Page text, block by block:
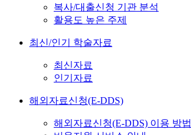
복사/대출신청 기관 분석
활용도 높은 주제
최신/인기 학술자료
최신자료
인기자료
해외자료신청(E-DDS)
해외자료신청(E-DDS) 이용 방법